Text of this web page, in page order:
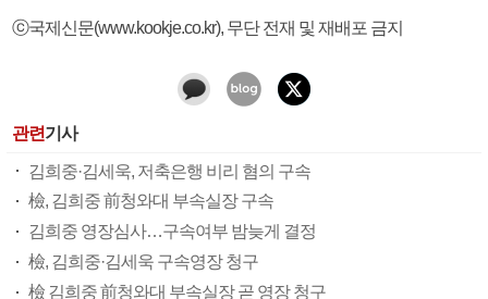
ⓒ국제신문(www.kookje.co.kr), 무단 전재 및 재배포 금지
관련기사
김희중·김세욱, 저축은행 비리 혐의 구속
檢, 김희중 前청와대 부속실장 구속
김희중 영장심사…구속여부 밤늦게 결정
檢, 김희중·김세욱 구속영장 청구
檢 김희중 前청와대 부속실장 곧 영장 청구